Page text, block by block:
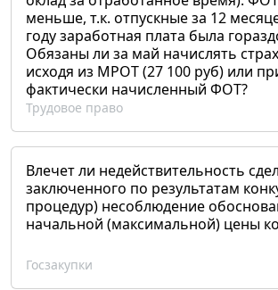
меньше, т.к. отпускные за 12
году заработная плата была
Обязаны ли за май начислять
исходя из МРОТ (27 100 руб) или
фактически начисленный ФОТ?
Трудовое право
Влечет ли недействительность
заключенного по результатам
процедур) несоблюдение
начальной (максимальной) цены
Госзакупки